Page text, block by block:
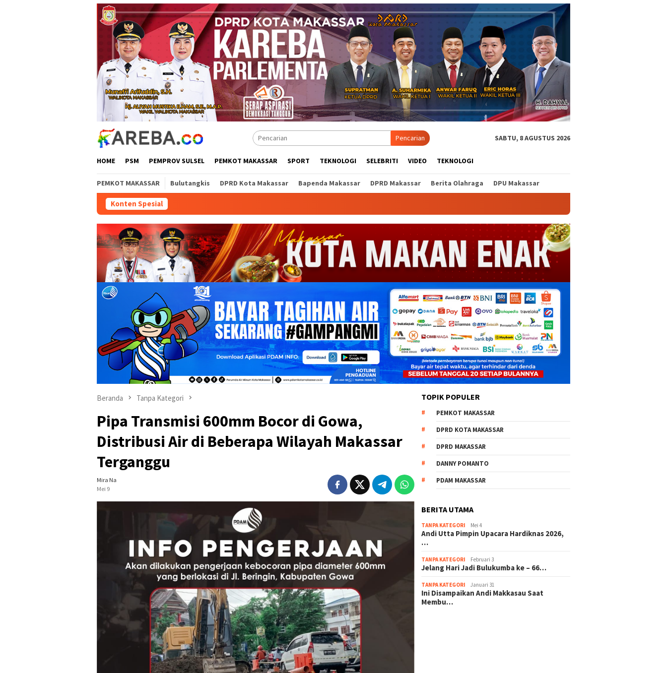
Pencarian SABTU, 8 AGUSTUS 2026
HOME PSM PEMPROV SULSEL PEMKOT MAKASSAR SPORT TEKNOLOGI SELEBRITI VIDEO TEKNOLOGI
PEMKOT MAKASSAR Bulutangkis DPRD Kota Makassar Bapenda Makassar DPRD Makassar Berita Olahraga DPU Makassar
Konten Spesial
Beranda Tanpa Kategori
Pipa Transmisi 600mm Bocor di Gowa,
Distribusi Air di Beberapa Wilayah Makassar
Terganggu
Mira Na
Mei 9
TOPIK POPULER
PEMKOT MAKASSAR
DPRD KOTA MAKASSAR
DPRD MAKASSAR
DANNY POMANTO
PDAM MAKASSAR
BERITA UTAMA
TANPA KATEGORI Mei 4
Andi Utta Pimpin Upacara Hardiknas 2026,
…
TANPA KATEGORI Februari 3
Jelang Hari Jadi Bulukumba ke – 66…
TANPA KATEGORI Januari 31
Ini Disampaikan Andi Makkasau Saat
Membu…